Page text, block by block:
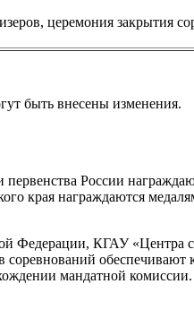
церемония закрытия
быть внесены изменения.
России
края награждаются
Федерации, КГАУ «Центра
мандатной